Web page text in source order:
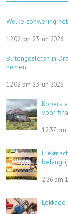
Welke zonwering
12:02 pm 23 jun 2026
Buitengesloten in
nemen
12:02 pm 23 jun 2026
Kopers
voor
12:37 pm
2:26 pm